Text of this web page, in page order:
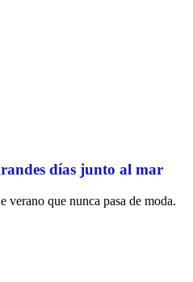
días junto al mar
verano que nunca pasa de moda.